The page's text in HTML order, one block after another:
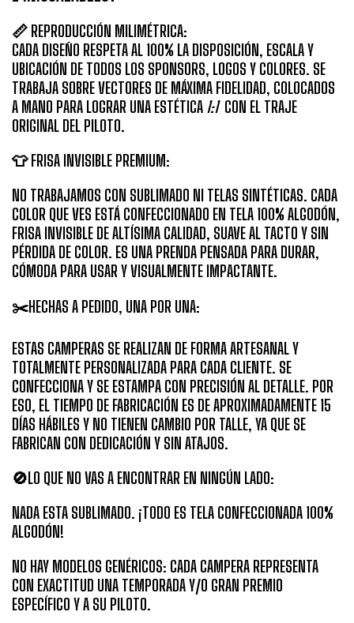
📏 REPRODUCCIÓN MILIMÉTRICA:
CADA DISEÑO RESPETA AL 100% LA DISPOSICIÓN, ESCALA Y
UBICACIÓN DE TODOS LOS SPONSORS, LOGOS Y COLORES. SE
TRABAJA SOBREVECTORES DE MÁXIMA FIDELIDAD, COLOCADOS
A MANO PARA LOGRAR UNA ESTÉTICA 1:1CON EL TRAJE
ORIGINAL DEL PILOTO.
👕 FRISA INVISIBLE PREMIUM:
NO TRABAJAMOS CON SUBLIMADO NI TELAS SINTÉTICAS. CADA
COLOR QUE VES ESTÁ CONFECCIONADO EN TELA 100% ALGODÓN,
FRISA INVISIBLE DE ALTÍSIMA CALIDAD, SUAVE AL TACTO Y SIN
PÉRDIDA DE COLOR. ES UNA PRENDA PENSADA PARA DURAR,
CÓMODA PARA USAR Y VISUALMENTE IMPACTANTE.
✂️HECHAS A PEDIDO, UNA POR UNA:
ESTAS CAMPERAS SE REALIZAN DE FORMA ARTESANAL Y
TOTALMENTE PERSONALIZADA PARA CADA CLIENTE. SE
CONFECCIONA Y SE ESTAMPA CON PRECISIÓN AL DETALLE. POR
ESO, EL TIEMPO DE FABRICACIÓN ES DE APROXIMADAMENTE 15
DÍAS HÁBILES Y NO TIENEN CAMBIO POR TALLE, YA QUE SE
FABRICAN CON DEDICACIÓN Y SIN ATAJOS.
🚫LO QUE NO VAS A ENCONTRAR EN NINGÚN LADO:
NADA ESTA SUBLIMADO. ¡TODO ES TELA CONFECCIONADA 100%
ALGODÓN!
NO HAY MODELOS GENÉRICOS: CADA CAMPERA REPRESENTA
CON EXACTITUD UNA TEMPORADA Y/O GRAN PREMIO
ESPECÍFICO Y A SU PILOTO.